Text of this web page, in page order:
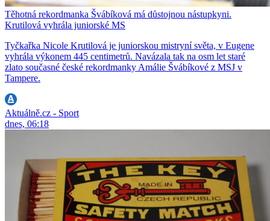
Těhotná rekordmanka Švábíková má důstojnou nástupkyni.
Krutilová vyhrála juniorské MS
Tyčkařka Nicole Krutilová je juniorskou mistryní světa, v Eugene
vyhrála výkonem 445 centimetrů. Navázala tak na osm let staré
zlato současné české rekordmanky Amálie Švábíkové z MSJ v
Tampere.
Aktuálně.cz - Sport
dnes, 06:18